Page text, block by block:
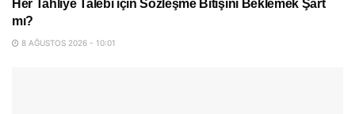
Her Tahliye Talebi için Sözleşme Bitişini Beklemek Şart
mı?
8 AĞUSTOS 2026 - 10:01